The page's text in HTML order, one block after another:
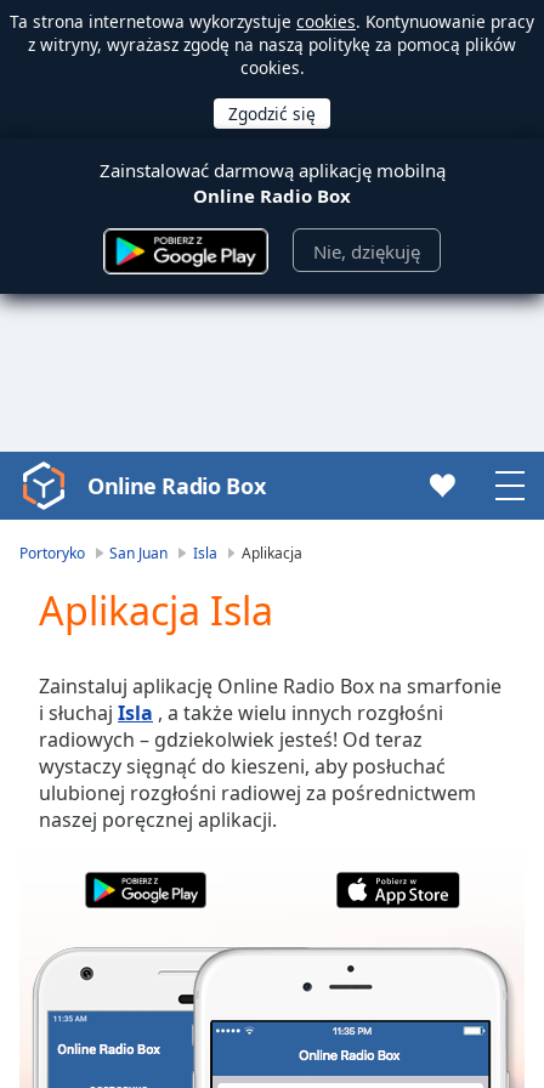
Ta strona internetowa wykorzystuje cookies. Kontynuowanie pracy
z witryny, wyrażasz zgodę na naszą politykę za pomocą plików
cookies.
Zainstalować darmową aplikację mobilną
Online Radio Box
Nie, dziękuję
Video
Player
Play
Video
Skip
Backward
Skip
Forward
Mute
Current
Time0:00
Duration-:-
Stream
Type
LIVE
Seek to
currently
Online Radio Box
Portoryko San Juan Isla Aplikacja
Aplikacja Isla
Zainstaluj aplikację Online Radio Box na smarfonie
i słuchaj Isla , a także wielu innych rozgłośni
radiowych – gdziekolwiek jesteś! Od teraz
wystaczy sięgnąć do kieszeni, aby posłuchać
ulubionej rozgłośni radiowej za pośrednictwem
naszej poręcznej aplikacji.